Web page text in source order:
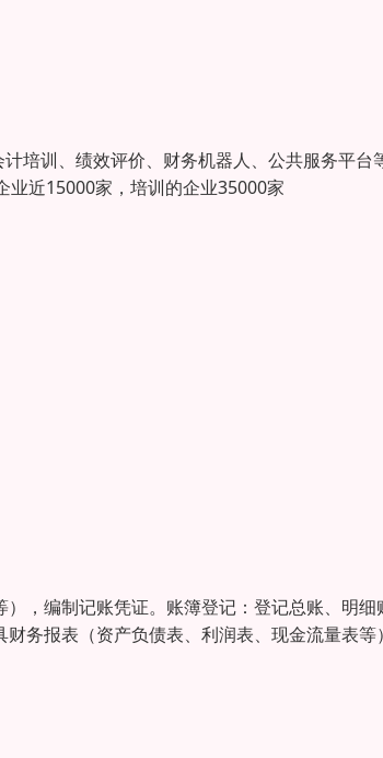
培训、绩效评价、财务机器人、公共服务平台
业近15000家，培训的企业35000家
，编制记账凭证。账簿登记：登记总账、明细
务报表（资产负债表、利润表、现金流量表等